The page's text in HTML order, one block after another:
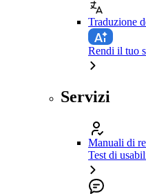
Traduzione
Rendi il tuo
Servizi
Manuali di
Test di